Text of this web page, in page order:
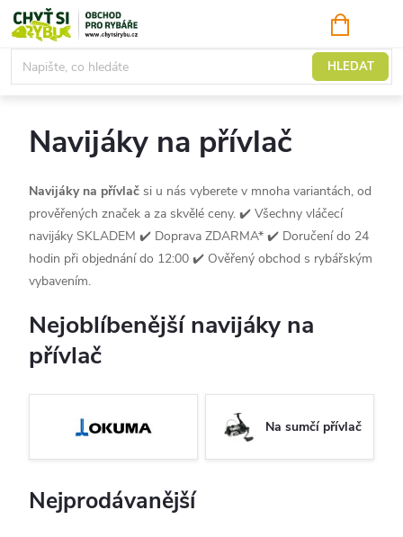
Přejít
na
obsah
HLEDAT
KOŠÍK
Navijáky
Navijáky na přívlač
Navijáky na přívlač si u nás vyberete v mnoha variantách, od
prověřených značek a za skvělé ceny. ✔️ Všechny vláčecí
navijáky SKLADEM ✔️ Doprava ZDARMA* ✔️ Doručení do 24
hodin při objednání do 12:00 ✔️ Ověřený obchod s rybářským
vybavením.
Nejoblíbenější navijáky na
přívlač
Na sumčí přívlač
Nejprodávanější